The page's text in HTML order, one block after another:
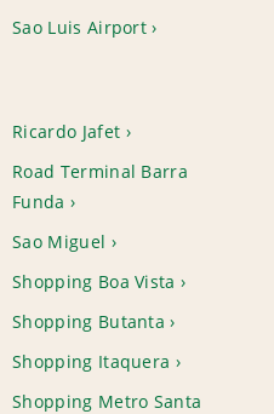
Sao Luis Airport
Ricardo Jafet
Road Terminal Barra
Funda
Sao Miguel
Shopping Boa Vista
Shopping Butanta
Shopping Itaquera
Shopping Metro Santa